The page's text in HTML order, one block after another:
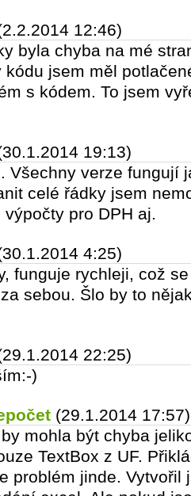
12:46)
byla chyba na mé
kódu jsem měl
s kódem. To jsem
19:13)
Všechny verze fungují
celé řádky jsem
pro DPH aj.
4:25)
funguje rychleji, což
sebou. Šlo by to
22:25)
)
(29.1.2014 17:57)
mohla být chyba
TextBox z UF.
problém jinde. Vytvořil